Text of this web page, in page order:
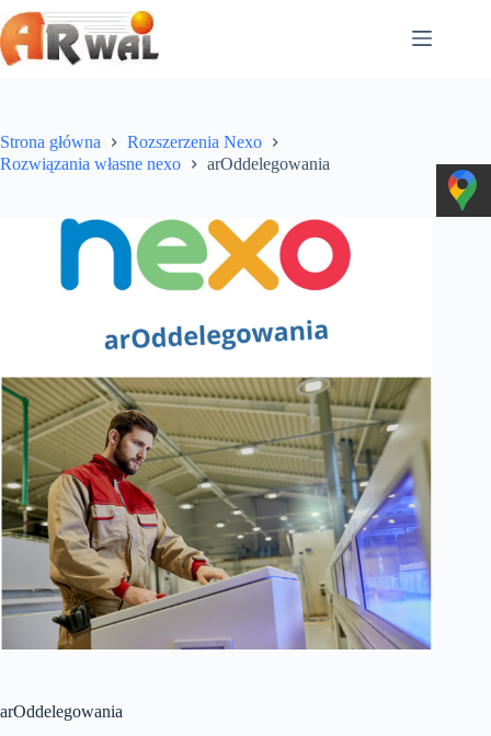
Przejdź
do
treści
Strona główna
Rozszerzenia Nexo
Rozwiązania własne nexo
arOddelegowania
arOddelegowania